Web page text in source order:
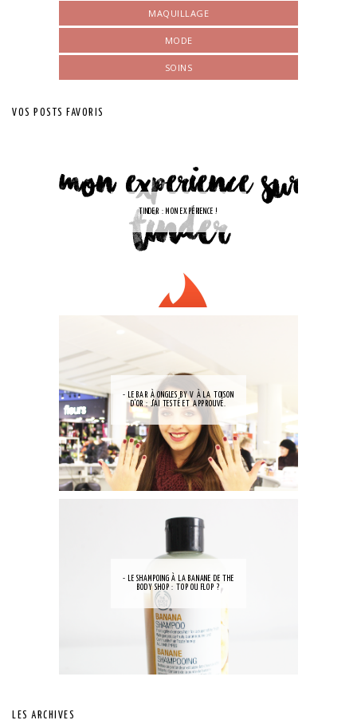
MAQUILLAGE
MODE
SOINS
VOS POSTS FAVORIS
TINDER : MON EXPÉRIENCE !
- LE BAR À ONGLES BY V À LA TOISON
D'OR : J'AI TESTÉ ET APPROUVÉ.
- LE SHAMPOING À LA BANANE DE THE
BODY SHOP : TOP OU FLOP ?
LES ARCHIVES